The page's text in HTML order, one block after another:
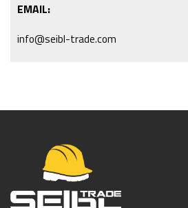
EMAIL:
info@seibl-trade.com